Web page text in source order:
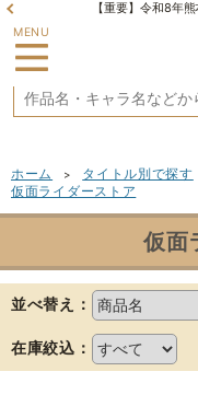
【重要】令和8年
MENU
ホーム > タイトル別で探す
仮面ライダーストア
仮面
並べ替え：
在庫絞込：